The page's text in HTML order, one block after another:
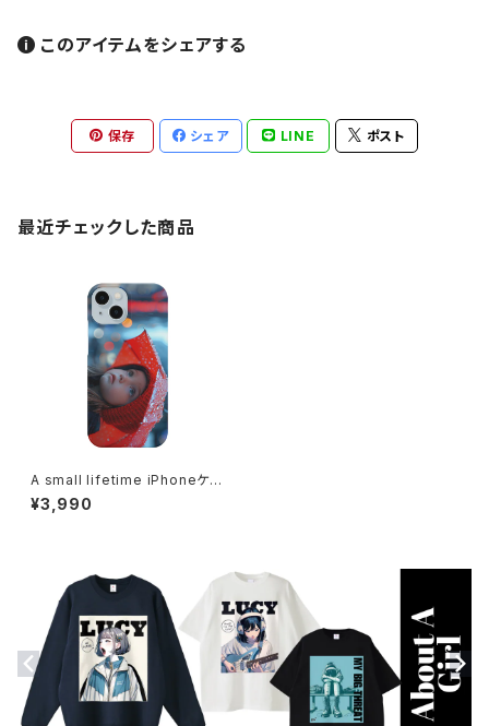
このアイテムをシェアする
保存 シェア LINE ポスト
最近チェックした商品
A small lifetime iPhoneケー
ス 1020-241126036
¥3,990